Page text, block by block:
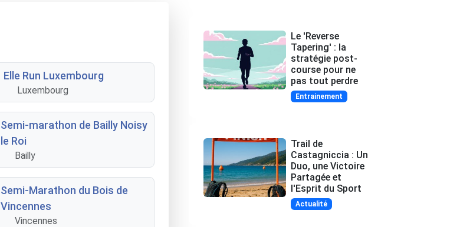
Elle Run Luxembourg
Luxembourg
Semi-marathon de Bailly Noisy
le Roi
Bailly
Semi-Marathon du Bois de
Vincennes
Vincennes
Le 'Reverse
Tapering' : la
stratégie post-
course pour ne
pas tout perdre
Entrainement
Trail de
Castagniccia : Un
Duo, une Victoire
Partagée et
l'Esprit du Sport
Actualité